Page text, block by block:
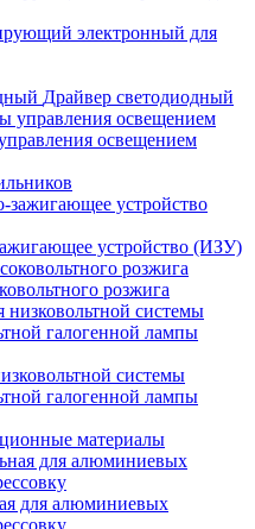
электронный для
Драйвер светодиодный
освещением
устройство (ИЗУ)
розжига
системы
галогенной лампы
материалы
для алюминиевых